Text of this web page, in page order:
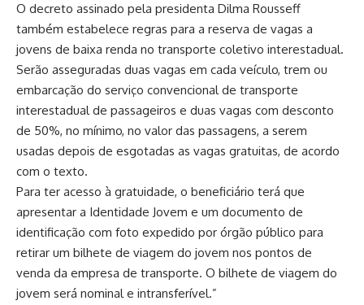
O decreto assinado pela presidenta Dilma Rousseff
também estabelece regras para a reserva de vagas a
jovens de baixa renda no transporte coletivo interestadual.
Serão asseguradas duas vagas em cada veículo, trem ou
embarcação do serviço convencional de transporte
interestadual de passageiros e duas vagas com desconto
de 50%, no mínimo, no valor das passagens, a serem
usadas depois de esgotadas as vagas gratuitas, de acordo
com o texto.
Para ter acesso à gratuidade, o beneficiário terá que
apresentar a Identidade Jovem e um documento de
identificação com foto expedido por órgão público para
retirar um bilhete de viagem do jovem nos pontos de
venda da empresa de transporte. O bilhete de viagem do
jovem será nominal e intransferível.”